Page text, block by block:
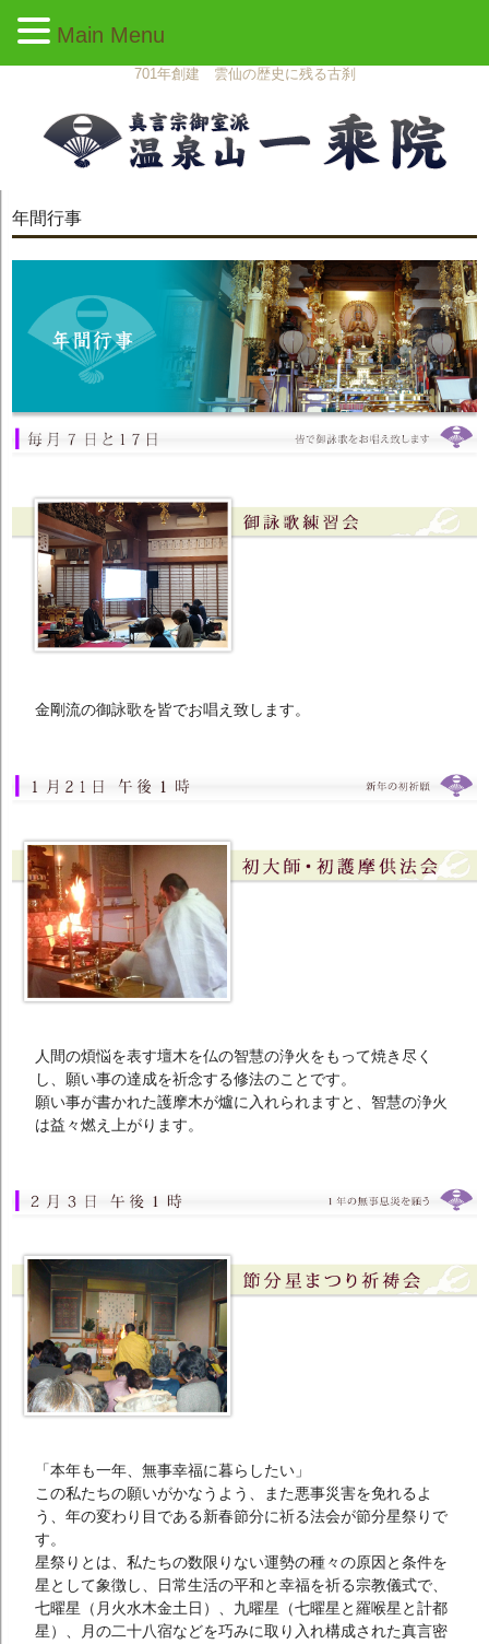
701年創建 雲仙の歴史に残る古刹
年間行事
金剛流の御詠歌を皆でお唱え致します。
人間の煩悩を表す壇木を仏の智慧の浄火をもって焼き尽く
し、願い事の達成を祈念する修法のことです。
願い事が書かれた護摩木が爐に入れられますと、智慧の浄火
は益々燃え上がります。
「本年も一年、無事幸福に暮らしたい」
この私たちの願いがかなうよう、また悪事災害を免れるよ
う、年の変わり目である新春節分に祈る法会が節分星祭りで
す。
星祭りとは、私たちの数限りない運勢の種々の原因と条件を
星として象徴し、日常生活の平和と幸福を祈る宗教儀式で、
七曜星（月火水木金土日）、九曜星（七曜星と羅喉星と計都
星）、月の二十八宿などを巧みに取り入れ構成された真言密
Main Menu